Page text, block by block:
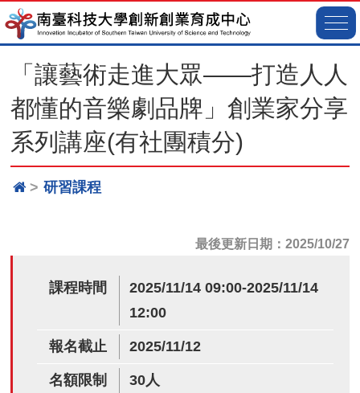
「讓藝術走進大眾——打造人人
都懂的音樂劇品牌」創業家分享
系列講座(有社團積分)
研習課程
最後更新日期：2025/10/27
課程時間
2025/11/14 09:00-2025/11/14
12:00
報名截止 2025/11/12
名額限制 30人